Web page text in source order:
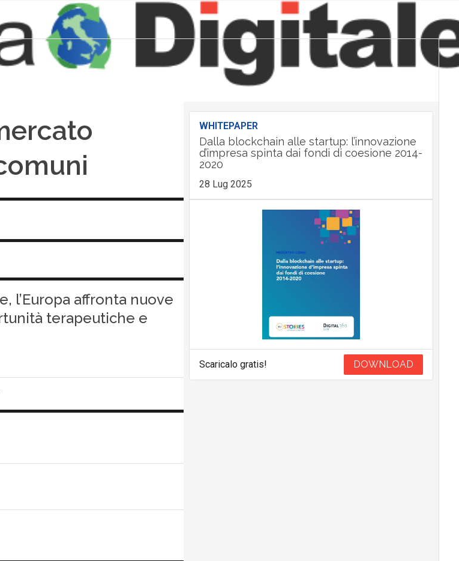
l’Europa affronta nuove
terapeutiche e
WHITEPAPER
Dalla blockchain alle startup: l’innovazione
d’impresa spinta dai fondi di coesione 2014-
2020
28 Lug 2025
Scaricalo gratis! DOWNLOAD